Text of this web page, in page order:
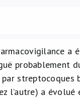
a
probablement
streptocoques
l’autre) a